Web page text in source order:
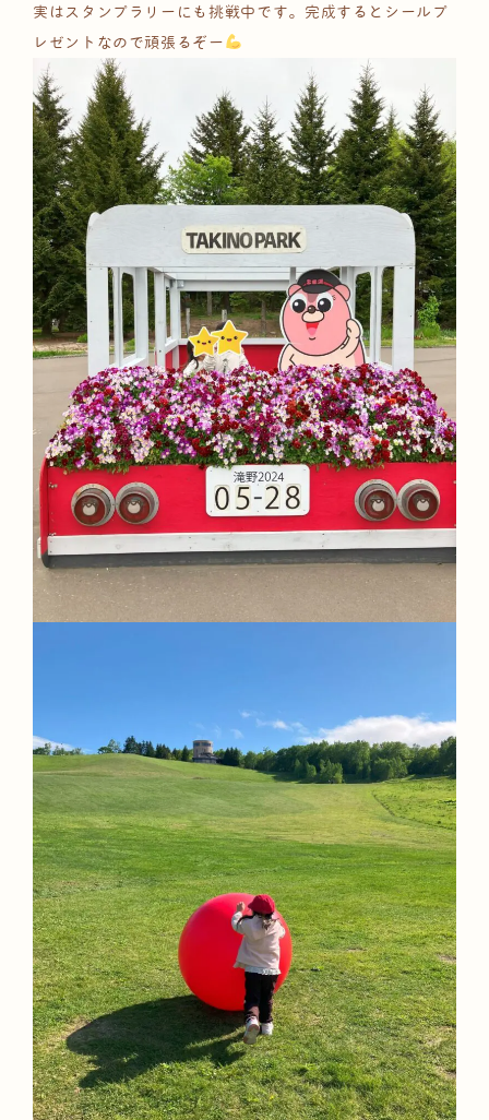
実はスタンプラリーにも挑戦中です。完成するとシールプ
レゼントなので頑張るぞー